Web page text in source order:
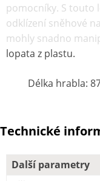
pomocníky. S touto
odklízení sněhové
mohly snadno
lopata z plastu.
Délka hrabla:
Technické
Další parametry